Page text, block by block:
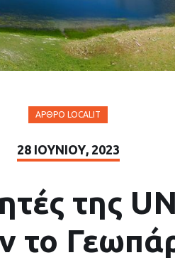
ΆΡΘΡΟ LOCALIT
28 ΙΟΥΝΊΟΥ, 2023
της
το